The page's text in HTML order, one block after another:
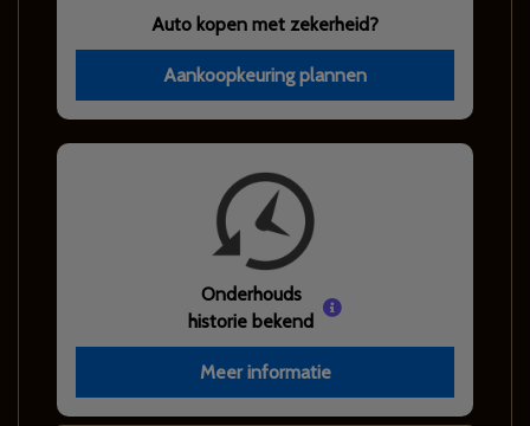
Auto kopen met zekerheid?
Aankoopkeuring plannen
Onderhouds
historie bekend
Meer informatie